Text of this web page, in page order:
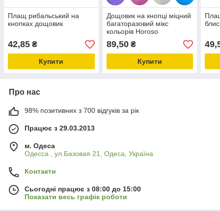
Плащ рибальський на
кнопках дощовик
42,85 ₴
Купити
Дощовик на кнопці міцний
багаторазовий мікс
кольорів Horoso
89,50₴
Купити
Про нас
98% позитивних з 700 відгуків за рік
Працює з 29.03.2013
м. Одеса
Одесса , ул.Базовая 21, Одеса, Україна
Контакти
Сьогодні працює з 08:00 до 15:00
Показати весь графік роботи